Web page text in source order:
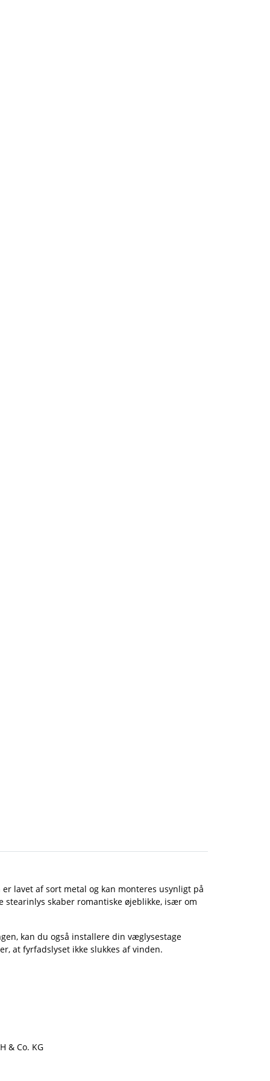
lavet af sort metal og kan monteres usynligt på
skaber romantiske øjeblikke, især om
kan du også installere din væglysestage
at fyrfadslyset ikke slukkes af vinden.
& Co. KG